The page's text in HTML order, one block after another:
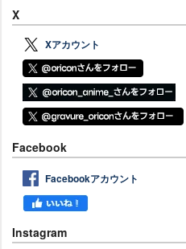
X
Xアカウント
Facebook
Facebookアカウント
Instagram